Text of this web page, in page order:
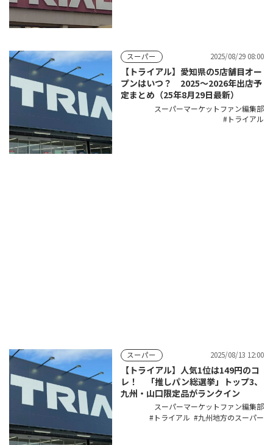
スーパー 2025/08/29 08:00
【トライアル】愛知県の5店舗目オー
プンはいつ？ 2025〜2026年出店予
定まとめ（25年8月29日最新）
スーパーマーケットファン編集部
トライアル
スーパー 2025/08/13 12:00
【トライアル】人気1位は149円のコ
レ！ 「推しパン総選挙」トップ3、
九州・山口限定品がランクイン
スーパーマーケットファン編集部
トライアル
九州地方のスーパー